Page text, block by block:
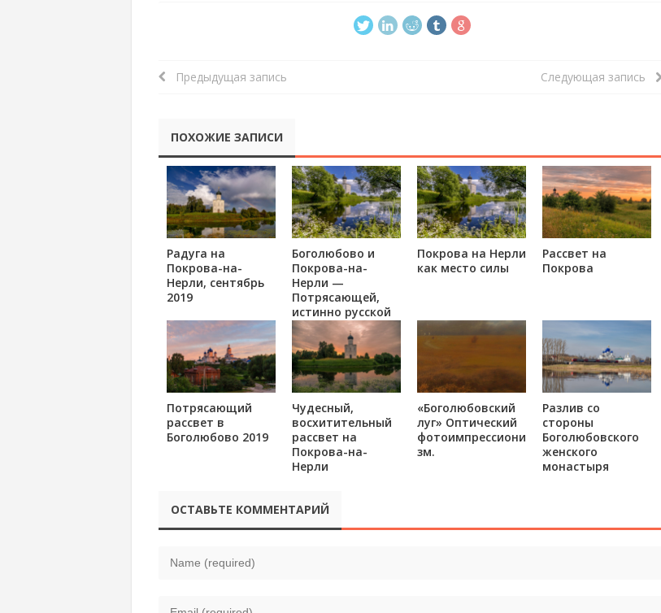
Предыдущая запись Следующая запись
ПОХОЖИЕ ЗАПИСИ
Радуга на
Покрова-на-
Нерли, сентябрь
2019
Боголюбово и
Покрова-на-
Нерли —
Потрясающей,
истинно русской
красоты, место
Покрова на Нерли
как место силы
Рассвет на
Покрова
Потрясающий
рассвет в
Боголюбово 2019
Чудесный,
восхитительный
рассвет на
Покрова-на-
Нерли
«Боголюбовский
луг» Оптический
фотоимпрессиони
зм.
Разлив со
стороны
Боголюбовского
женского
монастыря
ОСТАВЬТЕ КОММЕНТАРИЙ